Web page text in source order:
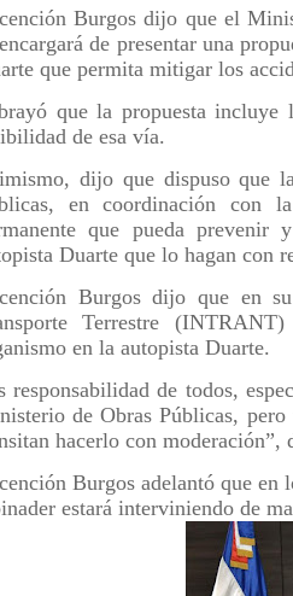
Burgos dijo que el
de presentar una
que permita mitigar los
que la propuesta
de esa vía.
dijo que dispuso que
en coordinación con
que pueda
Duarte que lo hagan con
Burgos dijo que en
Terrestre
en la autopista Duarte.
responsabilidad de todos,
de Obras Públicas,
hacerlo con moderación”,
Burgos adelantó que
estará interviniendo de